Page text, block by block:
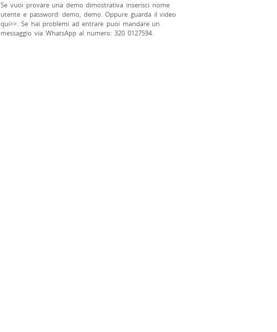
Se vuoi provare una demo dimostrativa inserisci nome
utente e password: demo, demo. Oppure guarda il video
qui>>. Se hai problemi ad entrare puoi mandare un
messaggio via WhatsApp al numero: 320 0127594